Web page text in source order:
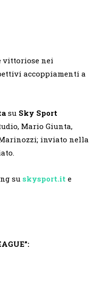
vittoriose nei
accoppiamenti a
su Sky Sport
Mario Giunta,
inviato nella
su skysport.it e